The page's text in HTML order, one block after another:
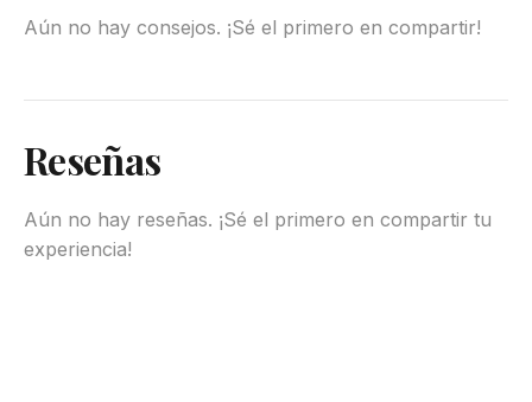
Aún no hay consejos. ¡Sé el primero en compartir!
Reseñas
Aún no hay reseñas. ¡Sé el primero en compartir tu
experiencia!